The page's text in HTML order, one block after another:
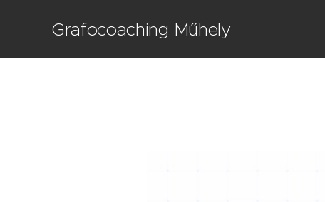
Grafocoaching Műhely